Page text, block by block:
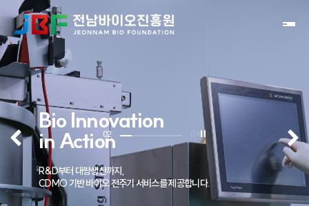
Bio Innovation
in Action
R&D부터 대량생산까지,
CDMO 기반 바이오 전주기 서비스를 제공합니다.
02